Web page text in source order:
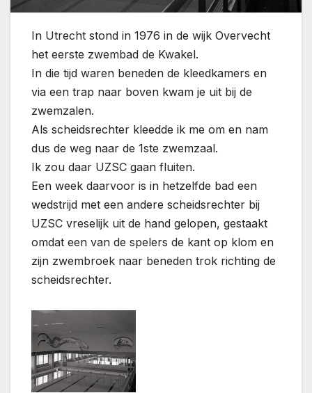
In Utrecht stond in 1976 in de wijk Overvecht
het eerste zwembad de Kwakel.
In die tijd waren beneden de kleedkamers en
via een trap naar boven kwam je uit bij de
zwemzalen.
Als scheidsrechter kleedde ik me om en nam
dus de weg naar de 1ste zwemzaal.
Ik zou daar UZSC gaan fluiten.
Een week daarvoor is in hetzelfde bad een
wedstrijd met een andere scheidsrechter bij
UZSC vreselijk uit de hand gelopen, gestaakt
omdat een van de spelers de kant op klom en
zijn zwembroek naar beneden trok richting de
scheidsrechter.